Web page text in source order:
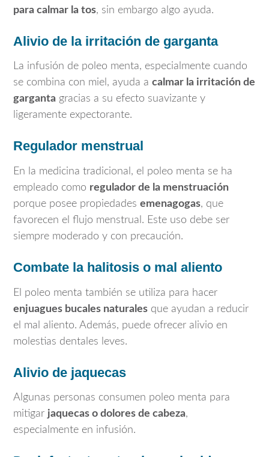
para calmar la tos, sin embargo algo ayuda.
Alivio de la irritación de garganta
La infusión de poleo menta, especialmente cuando
se combina con miel, ayuda a calmar la irritación de
garganta gracias a su efecto suavizante y
ligeramente expectorante.
Regulador menstrual
En la medicina tradicional, el poleo menta se ha
empleado como regulador de la menstruación
porque posee propiedades emenagogas, que
favorecen el flujo menstrual. Este uso debe ser
siempre moderado y con precaución.
Combate la halitosis o mal aliento
El poleo menta también se utiliza para hacer
enjuagues bucales naturales que ayudan a reducir
el mal aliento. Además, puede ofrecer alivio en
molestias dentales leves.
Alivio de jaquecas
Algunas personas consumen poleo menta para
mitigar jaquecas o dolores de cabeza,
especialmente en infusión.